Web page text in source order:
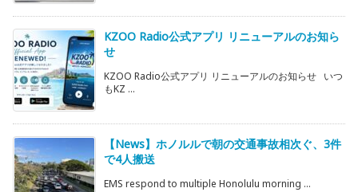
KZOO Radio公式アプリ リニューアルのお知ら
せ
KZOO Radio公式アプリ リニューアルのお知らせ いつ
もKZ ...
【News】ホノルルで朝の交通事故相次ぐ、3件
で4人搬送
EMS respond to multiple Honolulu morning ...